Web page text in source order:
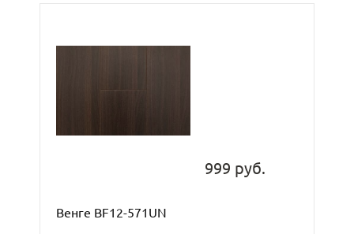
999 руб.
Венге BF12-571UN